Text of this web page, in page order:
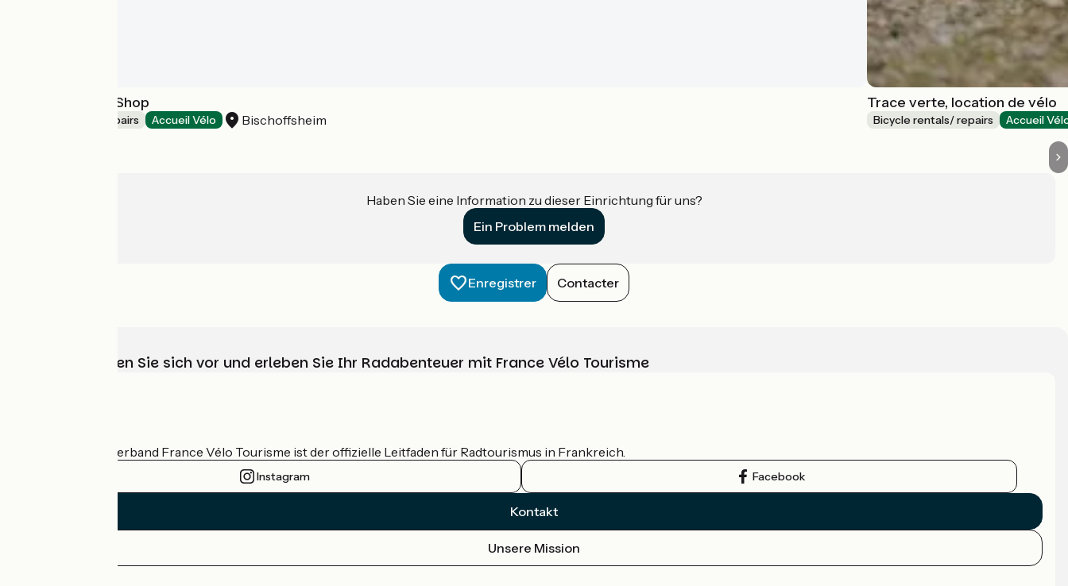
Cyclo Truck Le Shop
Bicycle rentals/ repairs Accueil Vélo Bischoffsheim
Trace verte, location de vélo
Bicycle rentals/ repairs Accueil
Haben Sie eine Information zu dieser Einrichtung für uns?
Ein Problem melden
Enregistrer Contacter
Wählen, bereiten Sie sich vor und erleben Sie Ihr Radabenteuer mit France Vélo Tourisme
Der nationale Verband France Vélo Tourisme ist der offizielle Leitfaden für Radtourismus in Frankreich.
Instagram Facebook
Kontakt
Unsere Mission